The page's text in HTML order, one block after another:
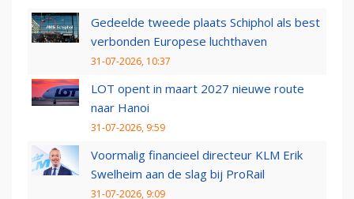
Gedeelde tweede plaats Schiphol als best
verbonden Europese luchthaven
31-07-2026, 10:37
LOT opent in maart 2027 nieuwe route
naar Hanoi
31-07-2026, 9:59
Voormalig financieel directeur KLM Erik
Swelheim aan de slag bij ProRail
31-07-2026, 9:09